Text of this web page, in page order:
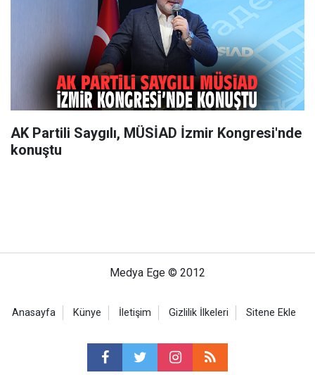
AK Partili Saygılı, MÜSİAD İzmir Kongresi'nde
konuştu
Medya Ege © 2012
Anasayfa Künye İletişim Gizlilik İlkeleri Sitene Ekle